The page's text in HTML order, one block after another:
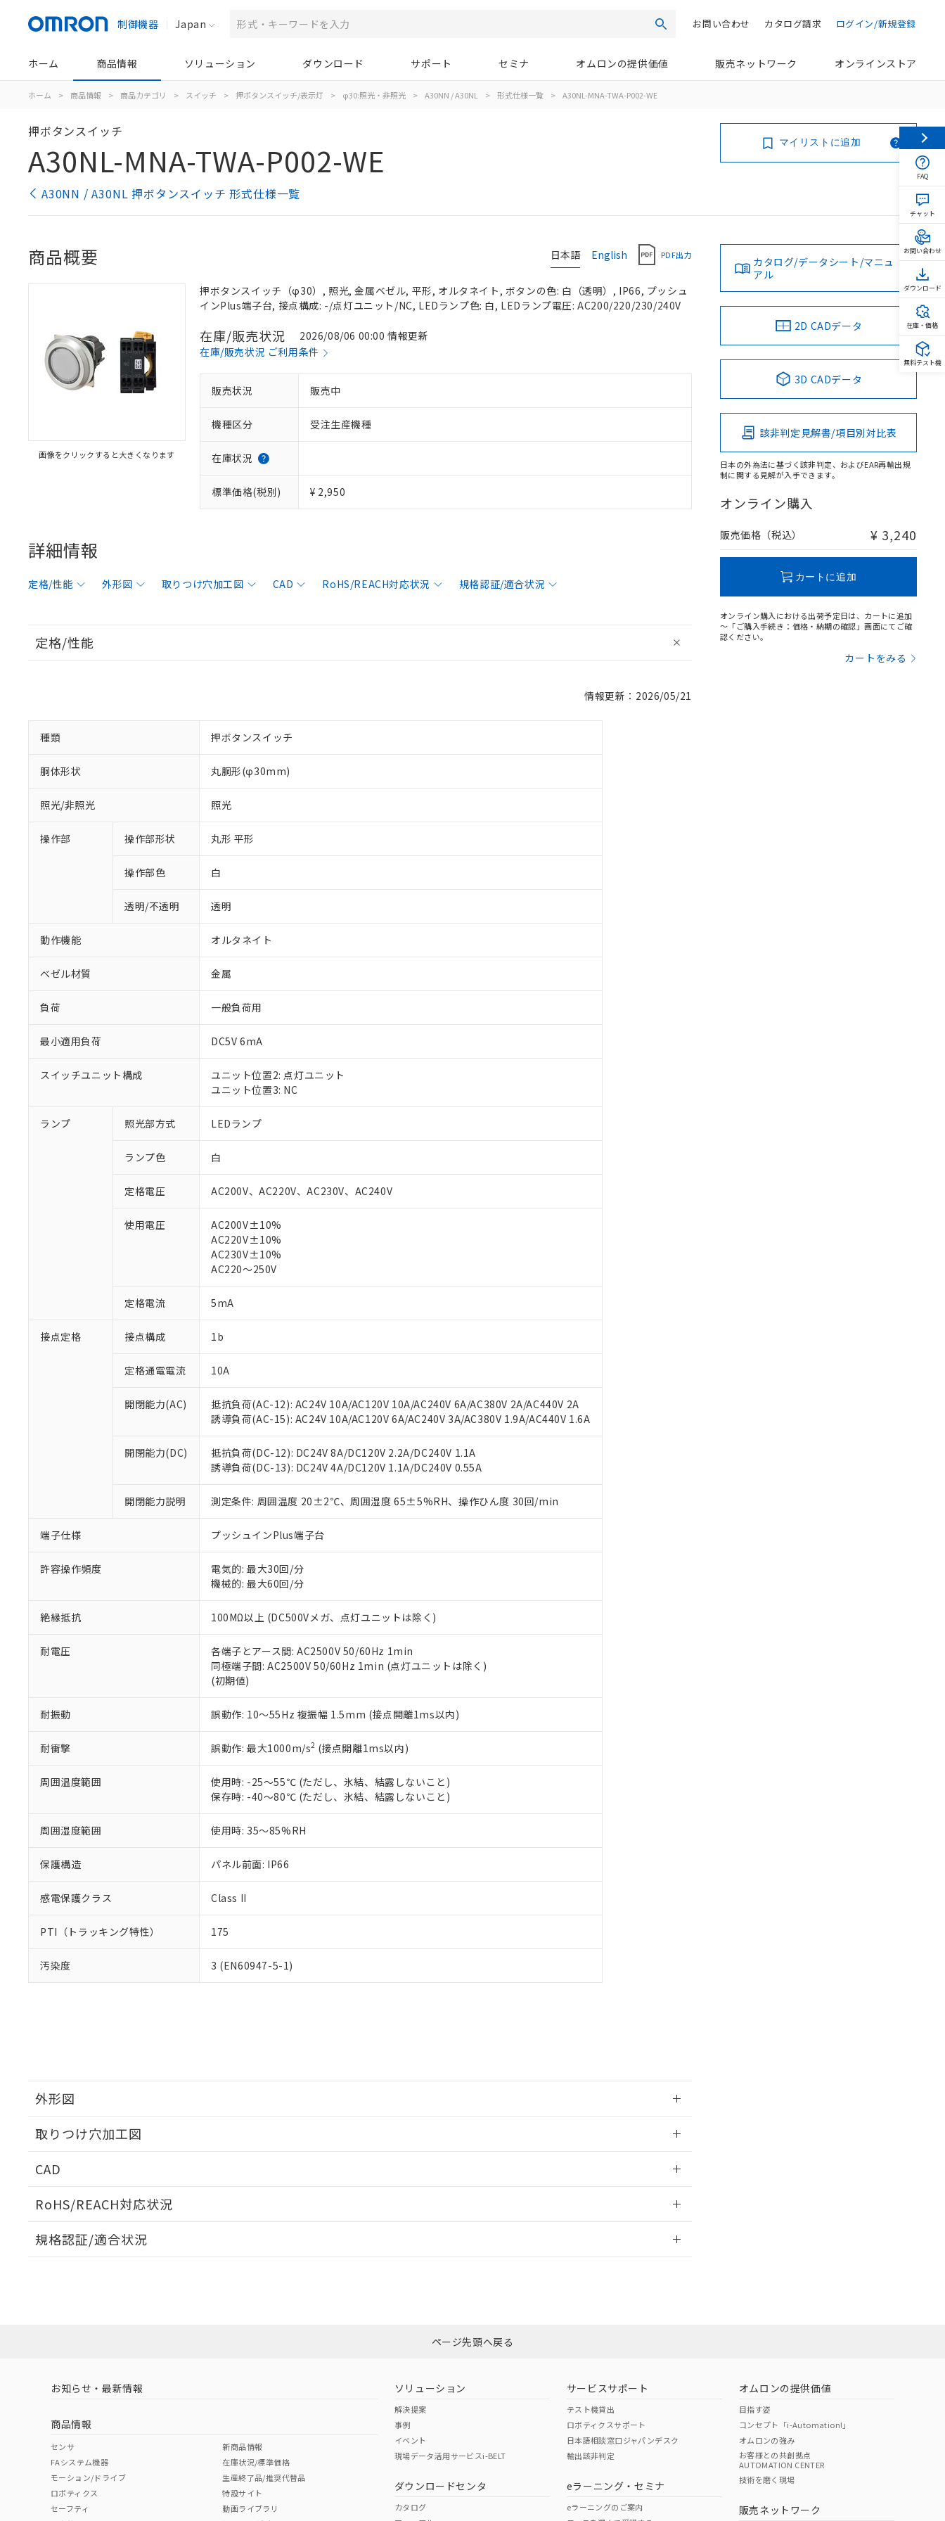
制御機器 Japan 検索 ログイン/新規登録
カタログ請求
お問い合わせ
ホーム 商品情報 ソリューション ダウンロード サポート セミナ オムロンの提供価値 販売ネットワーク オンラインストア
ホーム > 商品情報 > 商品カテゴリ > スイッチ > 押ボタンスイッチ/表示灯 > φ30:照光・非照光 > A30NN / A30NL > 形式仕様一覧 > A30NL-MNA-TWA-P002-WE
押ボタンスイッチ
A30NL-MNA-TWA-P002-WE
A30NN / A30NL 押ボタンスイッチ 形式仕様一覧
マイリストに追加
日本語 English PDF出力
商品概要
画像をクリックすると大きくなります
押ボタンスイッチ（φ30）, 照光, 金属ベゼル, 平形, オルタネイト, ボタンの色: 白（透明）, IP66, プッシュ
インPlus端子台, 接点構成: -/点灯ユニット/NC, LEDランプ色: 白, LEDランプ電圧: AC200/220/230/240V
在庫/販売状況
2026/08/06 00:00 情報更新
在庫/販売状況 ご利用条件
販売状況 販売中
機種区分 受注生産機種
在庫状況
標準価格(税別) ¥ 2,950
詳細情報
定格/性能 外形図 取りつけ穴加工図 CAD RoHS/REACH対応状況 規格認証/適合状況
定格/性能
情報更新：2026/05/21
種類 押ボタンスイッチ
胴体形状 丸胴形(φ30mm)
照光/非照光 照光
操作部 操作部形状 丸形 平形
操作部色 白
透明/不透明 透明
動作機能 オルタネイト
ベゼル材質 金属
負荷 一般負荷用
最小適用負荷 DC5V 6mA
スイッチユニット構成
ユニット位置2: 点灯ユニット
ユニット位置3: NC
ランプ 照光部方式 LEDランプ
ランプ色 白
定格電圧 AC200V、AC220V、AC230V、AC240V
使用電圧
AC200V±10%
AC220V±10%
AC230V±10%
AC220～250V
定格電流 5mA
接点定格 接点構成 1b
定格通電電流 10A
開閉能力(AC)
抵抗負荷(AC-12): AC24V 10A/AC120V 10A/AC240V 6A/AC380V 2A/AC440V 2A
誘導負荷(AC-15): AC24V 10A/AC120V 6A/AC240V 3A/AC380V 1.9A/AC440V 1.6A
開閉能力(DC)
抵抗負荷(DC-12): DC24V 8A/DC120V 2.2A/DC240V 1.1A
誘導負荷(DC-13): DC24V 4A/DC120V 1.1A/DC240V 0.55A
開閉能力説明 測定条件: 周囲温度 20±2℃、周囲湿度 65±5%RH、操作ひん度 30回/min
端子仕様 プッシュインPlus端子台
許容操作頻度
電気的: 最大30回/分
機械的: 最大60回/分
絶縁抵抗 100MΩ以上 (DC500Vメガ、点灯ユニットは除く)
耐電圧
各端子とアース間: AC2500V 50/60Hz 1min
同極端子間: AC2500V 50/60Hz 1min (点灯ユニットは除く)
(初期値)
耐振動 誤動作: 10～55Hz 複振幅 1.5mm (接点開離1ms以内)
耐衝撃 誤動作: 最大1000m/s2 (接点開離1ms以内)
周囲温度範囲
使用時: -25～55℃ (ただし、氷結、結露しないこと)
保存時: -40～80℃ (ただし、氷結、結露しないこと)
周囲湿度範囲 使用時: 35～85%RH
保護構造 パネル前面: IP66
感電保護クラス Class II
PTI（トラッキング特性） 175
汚染度 3 (EN60947-5-1)
外形図
取りつけ穴加工図
CAD
RoHS/REACH対応状況
EU RoHS 注意事項・凡例
ダウンロードはこちら
中国 RoHS 注意事項・凡例
中国 RoHS表
Pb Hg Cr(VI)
規格認証/適合状況
カタログ/データシート/マニュ
アル
2D CADデータ
3D CADデータ
該非判定見解書/項目別対比表
日本の外為法に基づく該非判定、およびEAR再輸出規
制に関する見解が入手できます。
オンライン購入
販売価格（税込） ¥ 3,240
カートに追加
オンライン購入における出荷予定日は、カートに追加
～「ご購入手続き：価格・納期の確認」画面にてご確
認ください。
カートをみる
ご利用条件
以下の条件をお読みいただき、同意のうえご利用ください。
正式な納期状況および標準価格はお客様のお取引先、またはお客様担当のオムロン制御機器販売店・
当社販売員にご相談ください。
オムロン制御機器販売店や当社販売拠点は「販売ネットワーク
」をご確認ください。
在庫状況および標準価格結果を当社の事前の承諾なく第三者に漏洩または開示しないようお願いしま
す。
マイパーツ機能（部品リスト作成サービス）をご利用いただくには、I-Webメンバーズにご登録され
ている必要があります。
が、当社の製品・サービスに関するお客様との取引・商談に必要な範囲で利用することをご了承くだ
さい。
※当社の共同利用者とは、
いる法人を指します。
対応予定：EU RoHS指令（10物質）の非含有に対応した製品に切り替える予定のある商品です。
対応予定なし：EU RoHS指令（10物質）の非含有に非対応の商品で、対応品を出す予定はありません。
調査・確認中：EU RoHS指令（10物質）の非含有の対応状況を調査中または確認中の商品です。
非該当品：ライセンス料など無形物で、有害物質有無と関係のない商品です。
仕入先様の事情により、非含有部品としていたものが、含有品と判明した場合などやむを得ず変更すること
があります。
*EU RoHS指令（10物質）：
六価クロム(Cr(Ⅵ)) 1000ppm以下、ポリ臭化ビフェニル類(PBB) 1000ppm以下、ポリ臭化ジフェニルエーテル類(PBDE) 1000ppm以下、
但し、RoHS指令で産業用監視および制御機器に対する適用除外項目は除く。
フタル酸エステル類の４物質については閾値を超える意図的な使用がないことを確認しています。
※2 対応予定月
部品在庫の切り替え状況などにより、予定月が前後することがあります。
※3 非含有証明書ダウンロード
EU RoHS指令（10物質）の非含有証明書
51物質の非含有証明書（当社基準）
※本証明書は発行日時点で非含有を証明するもので、過去に遡って非含有を証明するものではありません。
また、RoHS指令のフタル酸エステル類４物質の対応では、対応完了までの期間は出荷製品に未対応品が
混在することから備考欄に対応日を記載しておりました。
既に当社にて対応品への在庫切替を完了していることから、特段のことがない限り、2022年1月12日よ
※1 中国RoHS○×表
「×」：最大均質材料含有率が中国RoHSの基準値を超えていることを示します。
「－」：未確認です。当社販売部門へお問い合わせください。
Pb(鉛) :1000ppm、 Hg(水銀) : 1000ppm、 Cd(カドミウム) : 100ppm、
DBP(フタル酸ジブチル) : 1000ppm、 DIBP(フタル酸ジイソブチル) : 1000ppm、 BBP(フタル酸ブチルベンジル) : 1000ppm、
※2 環境保護使用期限
「ｅ」：有害物質（10物質）のすべてが基準値以下であることを示します。
「10」：通常の使用状況下において有害物質が外部に漏えいし、環境に深刻な影響を及ぼさない年数を意
味します。
「－」：未確認です。当社販売部門へお問い合わせください。
う）を輸出または国外への提供する場合は、日本国政府の輸出許可(または役務取引許可)を取得する
置等に一切使用いたしません。
当社は、貴社製品を第三者に販売する場合は、上記1、2および3の内容を当該第三者に通知します。
また当社は、販売先および販売に係わる関係者が違法に輸出するおそれがある場合は、取り引きをい
たしません。
記
説明
△ 一定数には満たないが在庫あり
－
在庫なし(最新の在庫状況については、お客様のお取引先、またはお客様担当のオムロン制御
機器販売店・当社販売員にご確認ください)
空
白
受注生産機種、また在庫状況の情報を公開していない機種
ページ先頭へ戻る
お知らせ・最新情報
商品情報
センサ
FAシステム機器
モーション/ドライブ
ロボティクス
セーフティ
新商品情報
在庫状況/標準価格
生産終了品/推奨代替品
特設サイト
動画ライブラリ
ソリューション
解決提案
事例
イベント
現場データ活用サービスi-BELT
ダウンロードセンタ
カタログ
サービスサポート
テスト機貸出
ロボティクスサポート
日本語相談窓口ジャパンデスク
輸出該非判定
eラーニング・セミナ
eラーニングのご案内
オムロンの提供価値
目指す姿
コンセプト「i-Automation!」
オムロンの強み
お客様との共創拠点
AUTOMATION CENTER
技術を磨く現場
販売ネットワーク
FAQ
チャット
お問い合わせ
ダウンロード
在庫・価格
無料テスト機